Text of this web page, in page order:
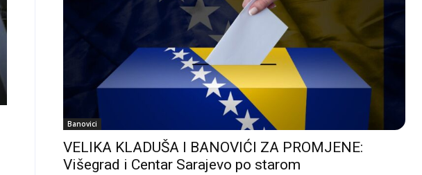
Banovici
VELIKA KLADUŠA I BANOVIĆI ZA PROMJENE:
Višegrad i Centar Sarajevo po starom